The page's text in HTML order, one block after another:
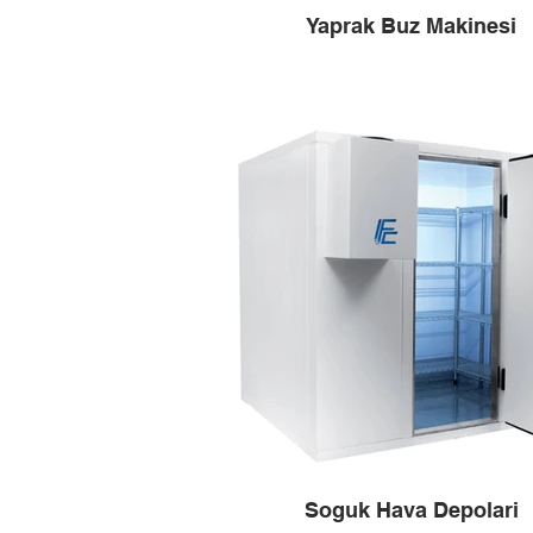
Yaprak Buz Makinesi
Soguk Hava Depolari